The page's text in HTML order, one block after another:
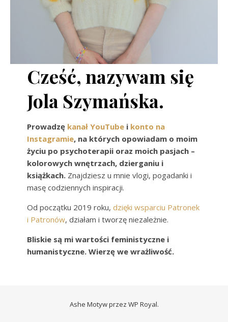
Cześć, nazywam się
Jola Szymańska.
Prowadzę kanał YouTubei konto na
Instagramie, na których opowiadam o moim
życiu po psychoterapii oraz moich pasjach –
kolorowych wnętrzach, dzierganiu i
książkach.Znajdziesz u mnie vlogi, pogadanki i
masę codziennych inspiracji.
Od początku 2019 roku, dzięki wsparciu Patronek
i Patronów, działam i tworzę niezależnie.
Bliskie są mi wartości feministyczne i
humanistyczne. Wierzę we wrażliwość.
Ashe Motyw przez WP Royal.